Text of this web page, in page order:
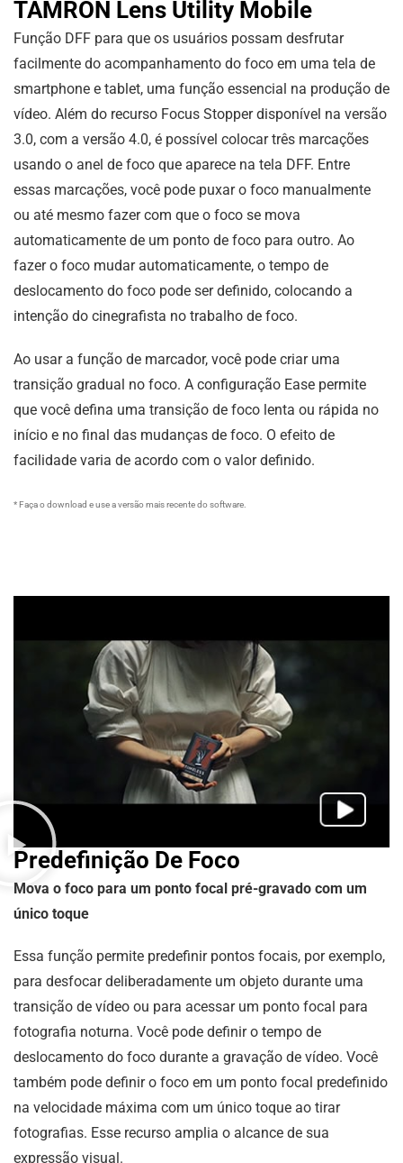
TAMRON Lens Utility Mobile
Função DFF para que os usuários possam desfrutar
facilmente do acompanhamento do foco em uma tela de
smartphone e tablet, uma função essencial na produção de
vídeo. Além do recurso Focus Stopper disponível na versão
3.0, com a versão 4.0, é possível colocar três marcações
usando o anel de foco que aparece na tela DFF. Entre
essas marcações, você pode puxar o foco manualmente
ou até mesmo fazer com que o foco se mova
automaticamente de um ponto de foco para outro. Ao
fazer o foco mudar automaticamente, o tempo de
deslocamento do foco pode ser definido, colocando a
intenção do cinegrafista no trabalho de foco.
Ao usar a função de marcador, você pode criar uma
transição gradual no foco. A configuração Ease permite
que você defina uma transição de foco lenta ou rápida no
início e no final das mudanças de foco. O efeito de
facilidade varia de acordo com o valor definido.
* Faça o download e use a versão mais recente do software.
Predefinição De Foco
Mova o foco para um ponto focal pré-gravado com um
único toque
Essa função permite predefinir pontos focais, por exemplo,
para desfocar deliberadamente um objeto durante uma
transição de vídeo ou para acessar um ponto focal para
fotografia noturna. Você pode definir o tempo de
deslocamento do foco durante a gravação de vídeo. Você
também pode definir o foco em um ponto focal predefinido
na velocidade máxima com um único toque ao tirar
fotografias. Esse recurso amplia o alcance de sua
expressão visual.